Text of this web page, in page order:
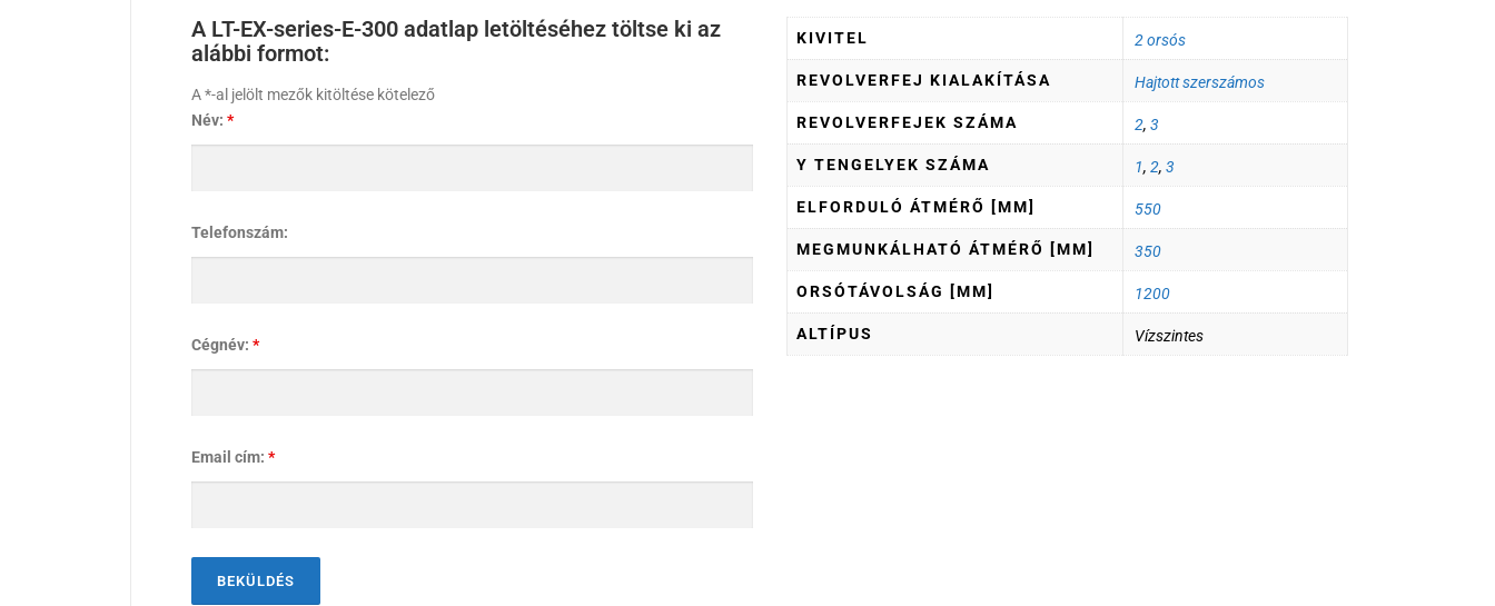
A LT-EX-series-E-300 adatlap letöltéséhez töltse ki az
alábbi formot:
A *-al jelölt mezők kitöltése kötelező
Név: *
Telefonszám:
Cégnév: *
Email cím: *
KIVITEL 2 orsós
REVOLVERFEJ KIALAKÍTÁSA Hajtott szerszámos
REVOLVERFEJEK SZÁMA 2, 3
Y TENGELYEK SZÁMA 1, 2, 3
ELFORDULÓ ÁTMÉRŐ [MM] 550
MEGMUNKÁLHATÓ ÁTMÉRŐ [MM] 350
ORSÓTÁVOLSÁG [MM] 1200
ALTÍPUS Vízszintes